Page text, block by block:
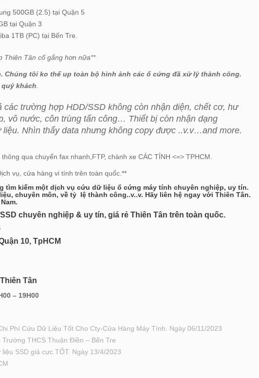
500GB (2.5) tại Quận 5
tại Quận 3
1TB (PC) tại Bến Tre.
Thiên Tân cố gắng hơn nữa**
Chúng tôi ko thể up toàn bộ hình ảnh các ổ cứng đã xử lý thành công.
khách
các trường hợp HDD/SSD không còn nhận diện, chết cơ, hư
vô nước, côn trùng tấn công… Thiết bị còn nhận dạng
Nhìn thấy data nhưng không copy được ..v.v…and more.
qua chuyển fax nhanh,FTP, chành xe CÁC TỈNH <=> TPHCM.
vụ, cửa hàng vi tính trên toàn quốc.**
tìm kiếm một dịch vụ cứu dữ liệu ổ cứng máy tính chuyên nghiệp, uy tín.
chuyên môn, về tỷ lệ thành công..v..v. Hãy liên hệ ngay với Thiên Tân.
chuyên nghiệp & uy tín, giá rẻ Thiên Tân trên toàn quốc.
10, TpHCM
Tân
– 19H00
Phí Cứu Dữ Liệu Tốt Cho Cty-Cửa Hàng Máy Tính. Ngày 06/11/2023
THCS Thuận Điền – Bến Tre
SSD giá cực TỐT. Ngày 13/4/2023